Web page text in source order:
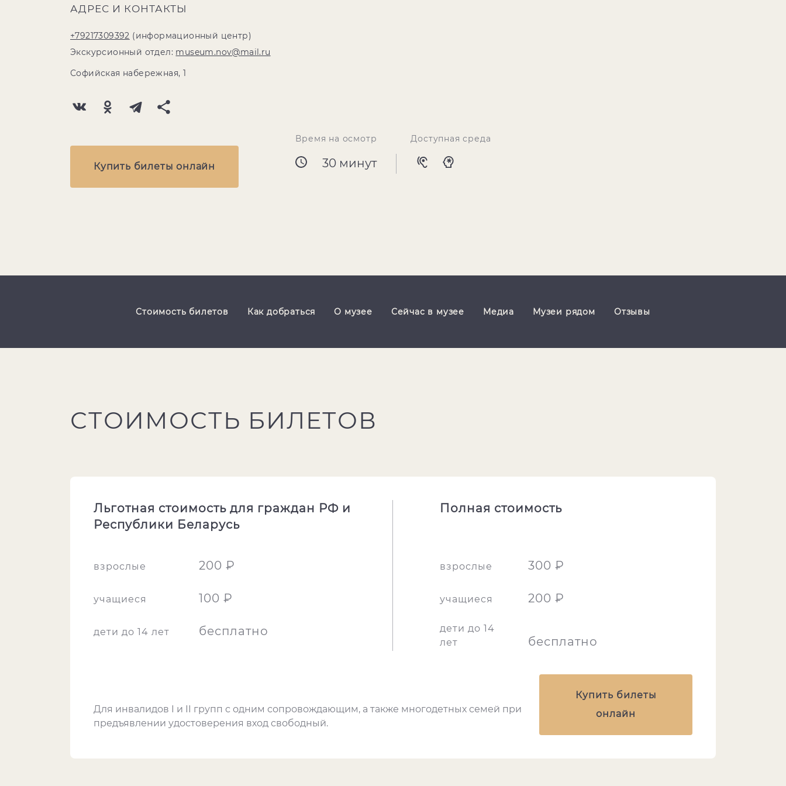
АДРЕС И КОНТАКТЫ
+79217309392 (информационный центр)
Экскурсионный отдел: museum.nov@mail.ru
Софийская набережная, 1
Купить билеты онлайн
Время на осмотр
30 минут
Доступная среда
Стоимость билетов Как добраться О музее Сейчас в музее Медиа Музеи рядом Отзывы
СТОИМОСТЬ БИЛЕТОВ
Льготная стоимость для граждан РФ и
Республики Беларусь
взрослые 200 ₽
учащиеся 100 ₽
дети до 14 лет бесплатно
Полная стоимость
взрослые 300 ₽
учащиеся 200 ₽
дети до 14
лет
бесплатно
Для инвалидов I и II групп с одним сопровождающим, а также многодетных семей при
предъявлении удостоверения вход свободный.
Купить билеты
онлайн